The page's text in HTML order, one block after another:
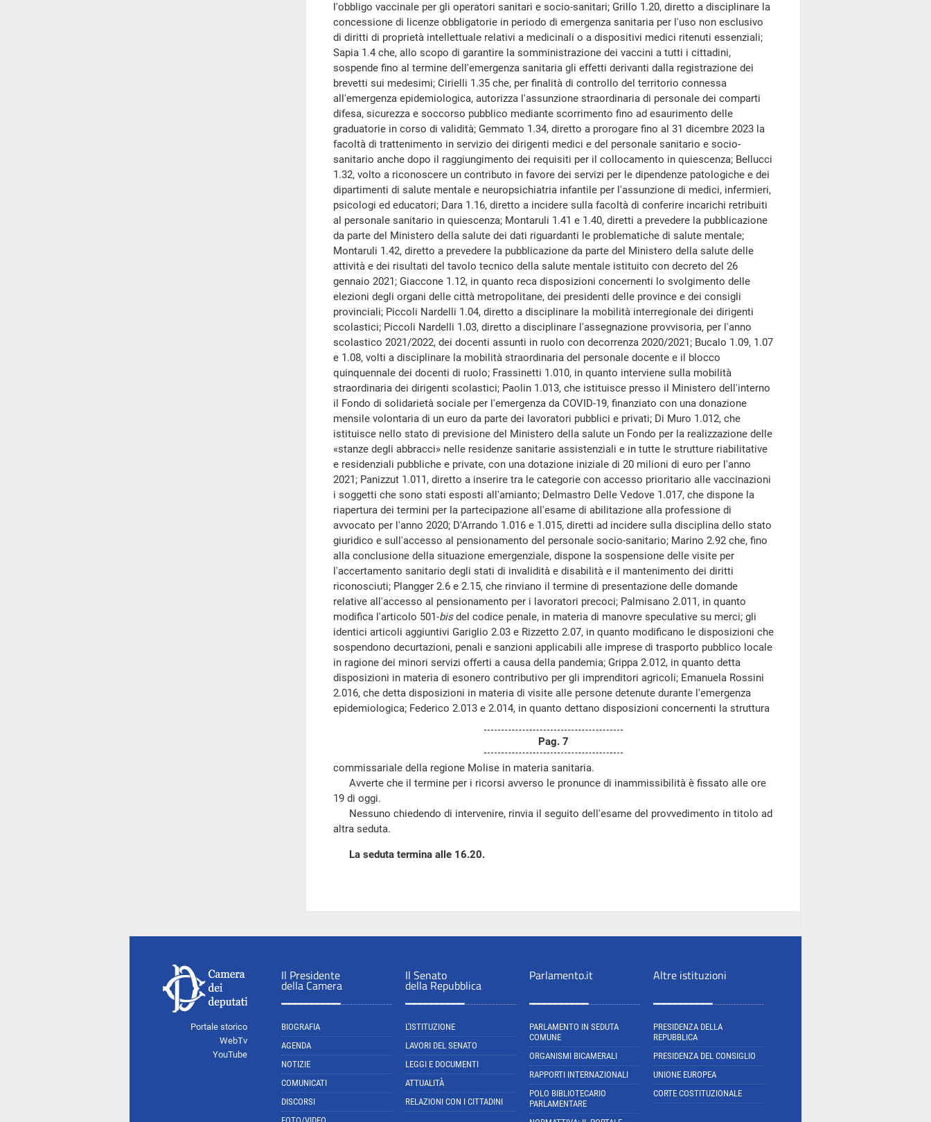
l'obbligo vaccinale per gli operatori sanitari e socio-sanitari; Grillo 1.20, diretto a disciplinare la
concessione di licenze obbligatorie in periodo di emergenza sanitaria per l'uso non esclusivo
di diritti di proprietà intellettuale relativi a medicinali o a dispositivi medici ritenuti essenziali;
Sapia 1.4 che, allo scopo di garantire la somministrazione dei vaccini a tutti i cittadini,
sospende fino al termine dell'emergenza sanitaria gli effetti derivanti dalla registrazione dei
brevetti sui medesimi; Cirielli 1.35 che, per finalità di controllo del territorio connessa
all'emergenza epidemiologica, autorizza l'assunzione straordinaria di personale dei comparti
difesa, sicurezza e soccorso pubblico mediante scorrimento fino ad esaurimento delle
graduatorie in corso di validità; Gemmato 1.34, diretto a prorogare fino al 31 dicembre 2023 la
facoltà di trattenimento in servizio dei dirigenti medici e del personale sanitario e socio-
sanitario anche dopo il raggiungimento dei requisiti per il collocamento in quiescenza; Bellucci
1.32, volto a riconoscere un contributo in favore dei servizi per le dipendenze patologiche e dei
dipartimenti di salute mentale e neuropsichiatria infantile per l'assunzione di medici, infermieri,
psicologi ed educatori; Dara 1.16, diretto a incidere sulla facoltà di conferire incarichi retribuiti
al personale sanitario in quiescenza; Montaruli 1.41 e 1.40, diretti a prevedere la pubblicazione
da parte del Ministero della salute dei dati riguardanti le problematiche di salute mentale;
Montaruli 1.42, diretto a prevedere la pubblicazione da parte del Ministero della salute delle
attività e dei risultati del tavolo tecnico della salute mentale istituito con decreto del 26
gennaio 2021; Giaccone 1.12, in quanto reca disposizioni concernenti lo svolgimento delle
elezioni degli organi delle città metropolitane, dei presidenti delle province e dei consigli
provinciali; Piccoli Nardelli 1.04, diretto a disciplinare la mobilità interregionale dei dirigenti
scolastici; Piccoli Nardelli 1.03, diretto a disciplinare l'assegnazione provvisoria, per l'anno
scolastico 2021/2022, dei docenti assunti in ruolo con decorrenza 2020/2021; Bucalo 1.09, 1.07
e 1.08, volti a disciplinare la mobilità straordinaria del personale docente e il blocco
quinquennale dei docenti di ruolo; Frassinetti 1.010, in quanto interviene sulla mobilità
straordinaria dei dirigenti scolastici; Paolin 1.013, che istituisce presso il Ministero dell'interno
il Fondo di solidarietà sociale per l'emergenza da COVID-19, finanziato con una donazione
mensile volontaria di un euro da parte dei lavoratori pubblici e privati; Di Muro 1.012, che
istituisce nello stato di previsione del Ministero della salute un Fondo per la realizzazione delle
«stanze degli abbracci» nelle residenze sanitarie assistenziali e in tutte le strutture riabilitative
e residenziali pubbliche e private, con una dotazione iniziale di 20 milioni di euro per l'anno
2021; Panizzut 1.011, diretto a inserire tra le categorie con accesso prioritario alle vaccinazioni
i soggetti che sono stati esposti all'amianto; Delmastro Delle Vedove 1.017, che dispone la
riapertura dei termini per la partecipazione all'esame di abilitazione alla professione di
avvocato per l'anno 2020; D'Arrando 1.016 e 1.015, diretti ad incidere sulla disciplina dello stato
giuridico e sull'accesso al pensionamento del personale socio-sanitario; Marino 2.92 che, fino
alla conclusione della situazione emergenziale, dispone la sospensione delle visite per
l'accertamento sanitario degli stati di invalidità e disabilità e il mantenimento dei diritti
riconosciuti; Plangger 2.6 e 2.15, che rinviano il termine di presentazione delle domande
relative all'accesso al pensionamento per i lavoratori precoci; Palmisano 2.011, in quanto
modifica l'articolo 501-bisdel codice penale, in materia di manovre speculative su merci; gli
identici articoli aggiuntivi Gariglio 2.03 e Rizzetto 2.07, in quanto modificano le disposizioni che
sospendono decurtazioni, penali e sanzioni applicabili alle imprese di trasporto pubblico locale
in ragione dei minori servizi offerti a causa della pandemia; Grippa 2.012, in quanto detta
disposizioni in materia di esonero contributivo per gli imprenditori agricoli; Emanuela Rossini
2.016, che detta disposizioni in materia di visite alle persone detenute durante l'emergenza
epidemiologica; Federico 2.013 e 2.014, in quanto dettano disposizioni concernenti la struttura
Pag. 7
commissariale della regione Molise in materia sanitaria.
Avverte che il termine per i ricorsi avverso le pronunce di inammissibilità è fissato alle ore
19 di oggi.
Nessuno chiedendo di intervenire, rinvia il seguito dell'esame del provvedimento in titolo ad
altra seduta.
La seduta termina alle 16.20.
Portale storico
WebTv
YouTube
Il Presidente
della Camera
BIOGRAFIA
AGENDA
NOTIZIE
COMUNICATI
DISCORSI
Il Senato
della Repubblica
L'ISTITUZIONE
LAVORI DEL SENATO
LEGGI E DOCUMENTI
ATTUALITÀ
RELAZIONI CON I CITTADINI
Parlamento.it
PARLAMENTO IN SEDUTA
COMUNE
ORGANISMI BICAMERALI
RAPPORTI INTERNAZIONALI
POLO BIBLIOTECARIO
PARLAMENTARE
Altre istituzioni
PRESIDENZA DELLA
REPUBBLICA
PRESIDENZA DEL CONSIGLIO
UNIONE EUROPEA
CORTE COSTITUZIONALE